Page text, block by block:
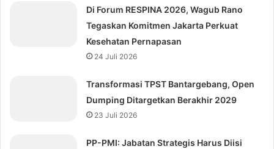
Di Forum RESPINA 2026, Wagub Rano
Tegaskan Komitmen Jakarta Perkuat
Kesehatan Pernapasan
24 Juli 2026
Transformasi TPST Bantargebang, Open
Dumping Ditargetkan Berakhir 2029
23 Juli 2026
⁠PP-PMI: Jabatan Strategis Harus Diisi